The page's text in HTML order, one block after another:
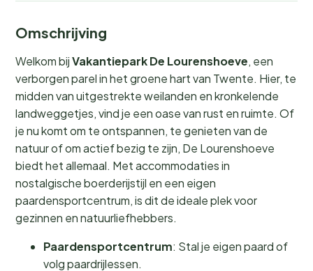
Omschrijving
Welkom bijVakantiepark De Lourenshoeve, een
verborgen parel in het groene hart van Twente. Hier, te
midden van uitgestrekte weilanden en kronkelende
landweggetjes, vind je een oase van rust en ruimte. Of
je nu komt om te ontspannen, te genieten van de
natuur of om actief bezig te zijn, De Lourenshoeve
biedt het allemaal. Met accommodaties in
nostalgische boerderijstijl en een eigen
paardensportcentrum, is dit de ideale plek voor
gezinnen en natuurliefhebbers.
Paardensportcentrum: Stal je eigen paard of
volg paardrijlessen.